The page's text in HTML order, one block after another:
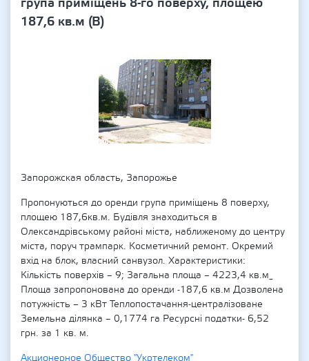
187,6 кв.м (В)
Запорожская область, Запорожье
Пропонуються до оренди група приміщень 8 поверху,
площею 187,6кв.м. Будівля знаходиться в
Олександрівському районі міста, наближеному до центру
міста, поруч трампарк. Косметичний ремонт. Окремий
вхід на блок, власний санвузол. Характеристики:
Кількість поверхів – 9; Загальна площа – 4223,4 кв.м_
Площа запропонована до оренди -187,6 кв.м Дозволена
потужність – 3 кВт Теплопостачання-централізоване
Земельна ділянка – 0,1774 га Ресурсні податки- 6,52
грн. за 1 кв. м.
Акционерное Общество "Укртелеком"